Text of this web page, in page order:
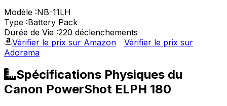
Modèle :NB-11LH
Type :Battery Pack
Durée de Vie :220 déclenchements
Vérifier le prix sur Amazon
Vérifier le prix sur
Adorama
Spécifications Physiques du
Canon PowerShot ELPH 180